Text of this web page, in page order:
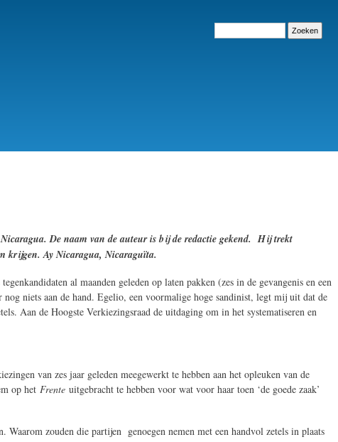
Zoeken
De naam van de auteur is bij de redactie gekend. Hij trekt
krijgen. Ay Nicaragua, Nicaraguïta.
al maanden geleden op laten pakken (zes in de gevangenis en een
niets aan de hand. Egelio, een voormalige hoge sandinist, legt mij uit dat de
Aan de Hoogste Verkiezingsraad de uitdaging om in het systematiseren en
van zes jaar geleden meegewerkt te hebben aan het opleuken van de
op het Frente uitgebracht te hebben voor wat voor haar toen ‘de goede zaak’
Waarom zouden die partijen genoegen nemen met een handvol zetels in plaats